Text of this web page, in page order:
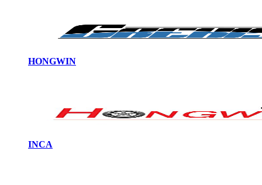
HONGWIN
INCA